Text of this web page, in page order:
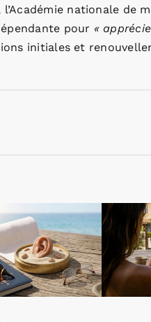
nationale de
pour «
initiales et